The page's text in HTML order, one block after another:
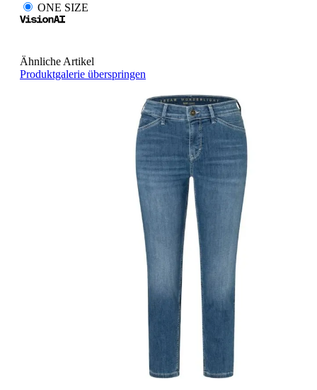
ONE SIZE
Ähnliche Artikel
Produktgalerie überspringen